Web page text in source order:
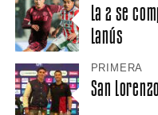
La 2 se
Lanús
PRIMERA
San